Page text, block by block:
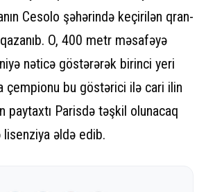
Cesolo şəhərində keçirilən qran-
O, 400 metr məsafəyə
nəticə göstərərək birinci yeri
çempionu bu göstərici ilə cari ilin
paytaxtı Parisdə təşkil olunacaq
əldə edib.